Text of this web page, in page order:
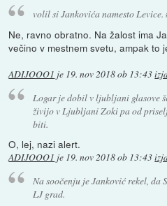
volil si Jankovića namesto Levice.
Ne, ravno obratno. Na žalost ima
večino v mestnem svetu, ampak to
ADIJOOO1 je 19. nov 2018 ob 13:43
Logar je dobil v ljubljani glasove
živijo v Ljubljani Zoki pa od
biti.
O, lej, nazi alert.
ADIJOOO1 je 19. nov 2018 ob 13:43
Na soočenju je Janković rekel, da
LJ grad.